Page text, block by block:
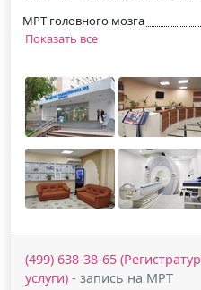
МРТ головного мозга
Показать все
(499) 638-38-65
услуги) - запись на МРТ